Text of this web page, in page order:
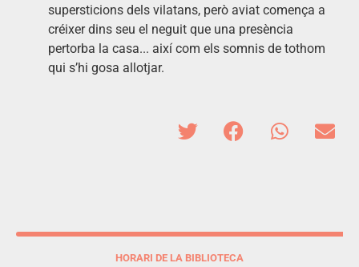
supersticions dels vilatans, però aviat comença a
créixer dins seu el neguit que una presència
pertorba la casa... així com els somnis de tothom
qui s’hi gosa allotjar.
HORARI DE LA BIBLIOTECA